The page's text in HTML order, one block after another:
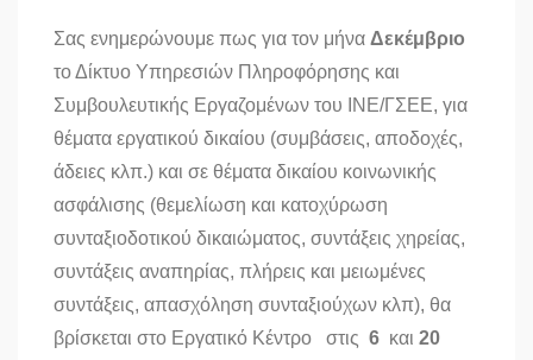
Σας ενημερώνουμε πως για τον μήνα Δεκέμβριο
το Δίκτυο Υπηρεσιών Πληροφόρησης και
Συμβουλευτικής Εργαζομένων του ΙΝΕ/ΓΣΕΕ, για
θέματα εργατικού δικαίου (συμβάσεις, αποδοχές,
άδειες κλπ.) και σε θέματα δικαίου κοινωνικής
ασφάλισης (θεμελίωση και κατοχύρωση
συνταξιοδοτικού δικαιώματος, συντάξεις χηρείας,
συντάξεις αναπηρίας, πλήρεις και μειωμένες
συντάξεις, απασχόληση συνταξιούχων κλπ), θα
βρίσκεται στο Εργατικό Κέντρο στις 6 και 20